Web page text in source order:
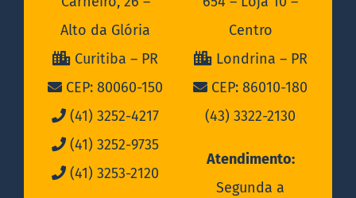
Alto da Glória
Curitiba – PR
CEP: 80060-150
(41) 3252-4217
(41) 3252-9735
(41) 3253-2120
Centro
Londrina – PR
CEP: 86010-180
(43) 3322-2130
Atendimento:
Segunda a